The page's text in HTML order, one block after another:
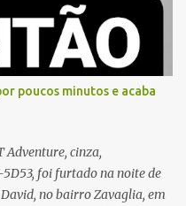
ofendida com palavras de
Polícia Civil que mora
e humilhada com a
poucos minutos e acaba
Adventure, cinza,
foi furtado na noite de
no bairro Zavaglia, em